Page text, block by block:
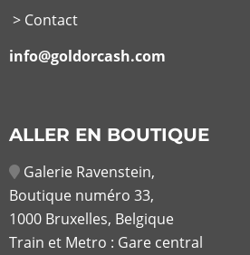
> Contact
info@goldorcash.com
ALLER EN BOUTIQUE
Galerie Ravenstein,
Boutique numéro 33,
1000 Bruxelles, Belgique
Train et Metro : Gare central